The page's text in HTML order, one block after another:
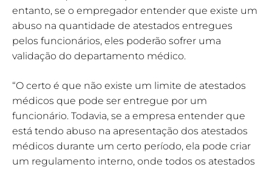
entanto, se o empregador entender que existe um
abuso na quantidade de atestados entregues
pelos funcionários, eles poderão sofrer uma
validação do departamento médico.
“O certo é que não existe um limite de atestados
médicos que pode ser entregue por um
funcionário. Todavia, se a empresa entender que
está tendo abuso na apresentação dos atestados
médicos durante um certo período, ela pode criar
um regulamento interno, onde todos os atestados